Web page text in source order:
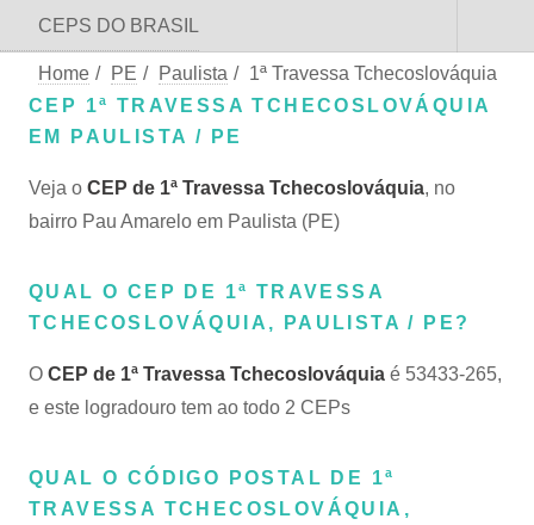
CEPS DO BRASIL
Home / PE / Paulista / 1ª Travessa Tchecoslováquia
CEP 1ª TRAVESSA TCHECOSLOVÁQUIA
EM PAULISTA / PE
Veja o CEP de 1ª Travessa Tchecoslováquia, no
bairro Pau Amarelo em Paulista (PE)
QUAL O CEP DE 1ª TRAVESSA
TCHECOSLOVÁQUIA, PAULISTA / PE?
O CEP de 1ª Travessa Tchecoslováquia é 53433-265,
e este logradouro tem ao todo 2 CEPs
QUAL O CÓDIGO POSTAL DE 1ª
TRAVESSA TCHECOSLOVÁQUIA,